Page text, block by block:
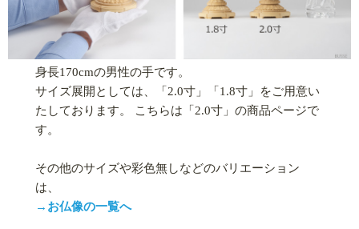
身長170cmの男性の手です。
サイズ展開としては、「2.0寸」「1.8寸」をご用意い
たしております。 こちらは「2.0寸」の商品ページで
す。
その他のサイズや彩色無しなどのバリエーション
は、
→お仏像の一覧へ